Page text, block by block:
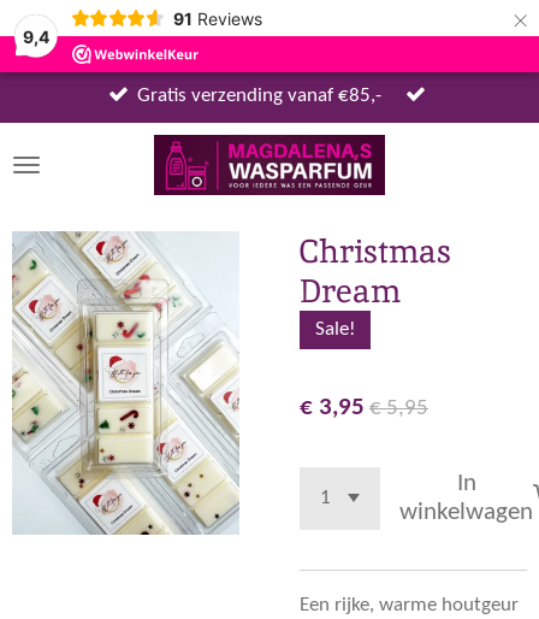
9,4
91 Reviews ×
Gratis verzending vanaf €85,-
Christmas
Dream
Sale!
€ 3,95 € 5,95
In
winkelwagen
Een rijke, warme houtgeur